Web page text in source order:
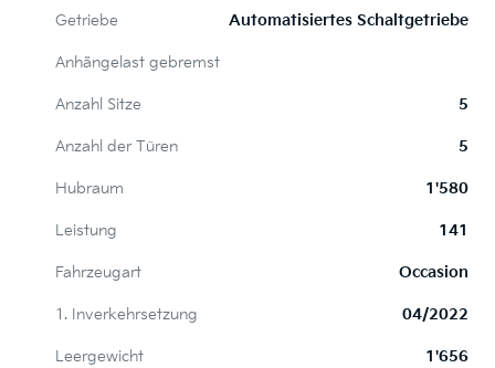
Getriebe Automatisiertes Schaltgetriebe
Anhängelast gebremst
Anzahl Sitze 5
Anzahl der Türen 5
Hubraum 1'580
Leistung 141
Fahrzeugart Occasion
1. Inverkehrsetzung 04/2022
Leergewicht 1'656